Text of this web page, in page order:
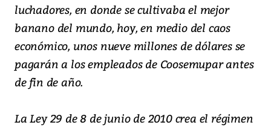
luchadores, en donde se cultivaba el mejor
banano del mundo, hoy, en medio del caos
económico, unos nueve millones de dólares se
pagarán a los empleados de Coosemupar antes
de fin de año.
La Ley 29 de 8 de junio de 2010 crea el régimen